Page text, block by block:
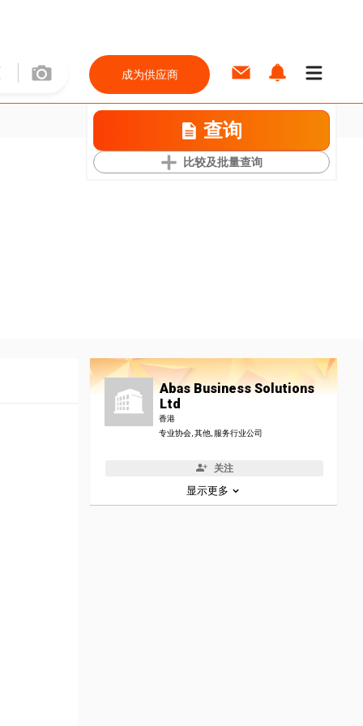
成为供应商
查询
比较及批量查询
Abas Business Solutions
Ltd
香港
专业协会, 其他, 服务行业公司
关注
显示更多